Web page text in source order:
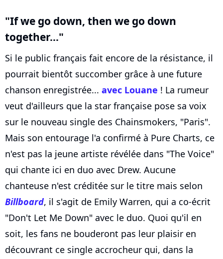
"If we go down, then we go down
together..."
Si le public français fait encore de la résistance, il
pourrait bientôt succomber grâce à une future
chanson enregistrée... avec Louane ! La rumeur
veut d'ailleurs que la star française pose sa voix
sur le nouveau single des Chainsmokers, "Paris".
Mais son entourage l'a confirmé à Pure Charts, ce
n'est pas la jeune artiste révélée dans "The Voice"
qui chante ici en duo avec Drew. Aucune
chanteuse n'est créditée sur le titre mais selon
Billboard, il s'agit de Emily Warren, qui a co-écrit
"Don't Let Me Down" avec le duo. Quoi qu'il en
soit, les fans ne bouderont pas leur plaisir en
découvrant ce single accrocheur qui, dans la